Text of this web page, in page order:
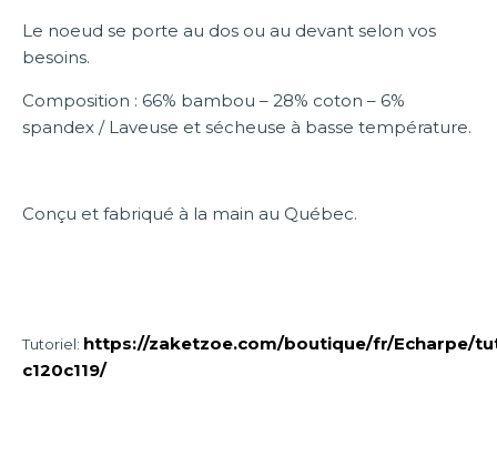
Le noeud se porte au dos ou au devant selon vos
besoins.
Composition : 66% bambou – 28% coton – 6%
spandex / Laveuse et sécheuse à basse température.
Conçu et fabriqué à la main au Québec.
Tutoriel: https://zaketzoe.com/boutique/fr/Echarpe/
c120c119/